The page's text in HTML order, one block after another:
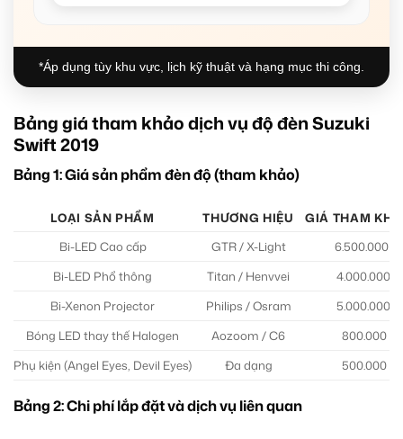
*Áp dụng tùy khu vực, lịch kỹ thuật và hạng mục thi công.
Bảng giá tham khảo dịch vụ độ đèn Suzuki
Swift 2019
Bảng 1: Giá sản phẩm đèn độ (tham khảo)
LOẠI SẢN PHẨM THƯƠNG HIỆU
GIÁ THAM
Bi-LED Cao cấp
GTR / X-Light
6.500.000 –
Bi-LED Phổ thông
Titan / Henvvei
4.000.000
Bi-Xenon Projector
Philips / Osram
5.000.000
Bóng LED thay thế Halogen
Aozoom / C6
800.000 –
Phụ kiện (Angel Eyes, Devil Eyes)
Đa dạng 500.000 –
Bảng 2: Chi phí lắp đặt và dịch vụ liên quan